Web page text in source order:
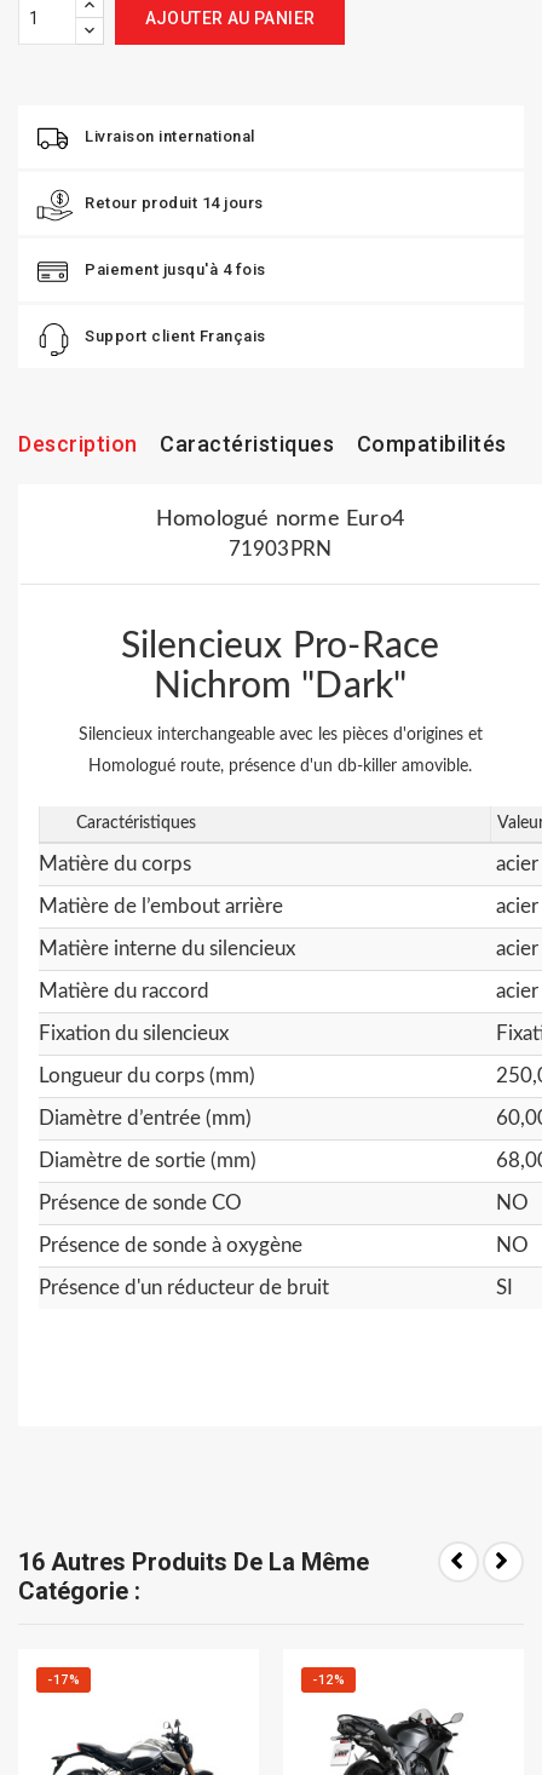
AJOUTER AU PANIER
Livraison international
Retour produit 14 jours
Paiement jusqu'à 4 fois
Support client Français
Description Caractéristiques Compatibilités
Homologué norme Euro4
71903PRN
Silencieux Pro-Race
Nichrom "Dark"
Silencieux interchangeable avec les pièces d'origines et
Homologué route, présence d'un db-killer amovible.
Caractéristiques
Matière du corps
Matière de l’embout arrière acier
Matière interne du silencieux acier
Matière du raccord acier
Fixation du silencieux
Longueur du corps (mm)
Diamètre d’entrée (mm)
Diamètre de sortie (mm)
Présence de sonde CO NO
Présence de sonde à oxygène NO
Présence d'un réducteur de bruit SI
16 Autres Produits De La Même
Catégorie :
-17% -12%